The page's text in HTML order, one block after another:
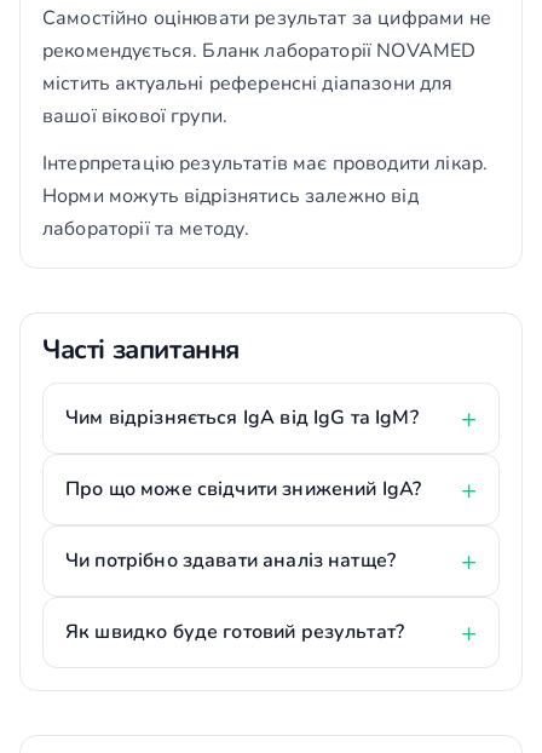
Самостійно оцінювати результат за цифрами не
рекомендується. Бланк лабораторії NOVAMED
містить актуальні референсні діапазони для
вашої вікової групи.
Інтерпретацію результатів має проводити лікар.
Норми можуть відрізнятись залежно від
лабораторії та методу.
Часті запитання
Чим відрізняється IgA від IgG та IgM?
Про що може свідчити знижений IgA?
Чи потрібно здавати аналіз натще?
Як швидко буде готовий результат?